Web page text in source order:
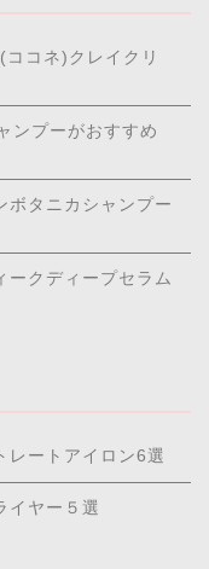
コネ)クレイクリ
ンプーがおすすめ
ボタニカシャンプー
ークディープセラム
レートアイロン6選
イヤー５選